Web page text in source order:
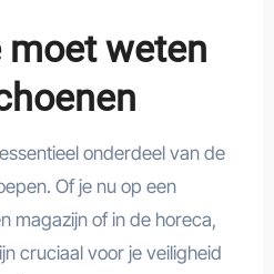
weten
onderdeel van de
Of je nu op een
magazijn of in de horeca,
cruciaal voor je veiligheid